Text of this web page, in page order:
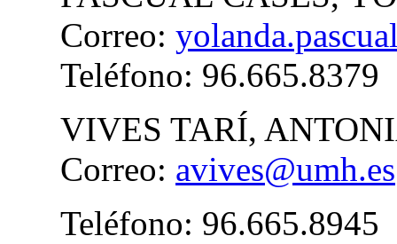
Correo:
Teléfono: 96.665.8379
VIVES TARÍ,
Correo: avives@umh.es
Teléfono: 96.665.8945